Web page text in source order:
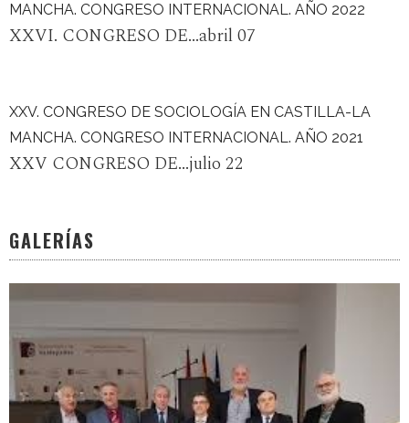
MANCHA. CONGRESO INTERNACIONAL. AÑO 2022
XXVI. CONGRESO DE...abril 07
XXV. CONGRESO DE SOCIOLOGÍA EN CASTILLA-LA
MANCHA. CONGRESO INTERNACIONAL. AÑO 2021
XXV CONGRESO DE...julio 22
GALERÍAS